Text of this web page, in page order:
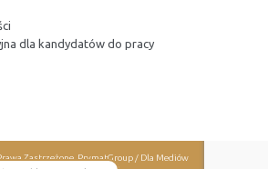
dla kandydatów do pracy
Zastrzeżone. PrymatGroup / Dla Mediów